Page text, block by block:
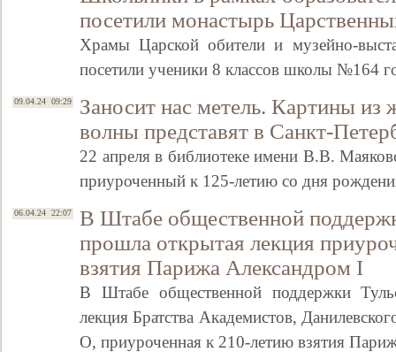
посетили монастырь
Храмы Царской обители и музейно-
посетили ученики 8 классов школы №164
09.04.24 09:29
Заносит нас метель. Картины из
волны представят в Санкт-
22 апреля в библиотеке имени В.В.
приуроченный к 125-летию со дня
06.04.24 22:07
В Штабе общественной
прошла открытая лекция
взятия Парижа Александром I
В Штабе общественной поддержки
лекция Братства Академистов,
О, приуроченная к 210-летию взятия